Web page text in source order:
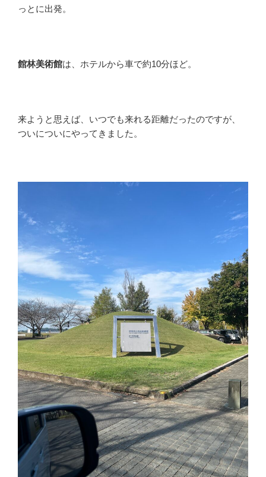
っとに出発。
館林美術館は、ホテルから車で約10分ほど。
来ようと思えば、いつでも来れる距離だったのですが、
ついについにやってきました。